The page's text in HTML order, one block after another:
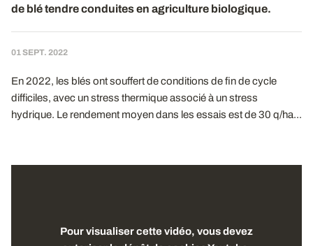
de blé tendre conduites en agriculture biologique.
01 SEPT. 2022
En 2022, les blés ont souffert de conditions de fin de cycle
difficiles, avec un stress thermique associé à un stress
hydrique. Le rendement moyen dans les essais est de 30 q/ha...
Pour visualiser cette vidéo, vous devez